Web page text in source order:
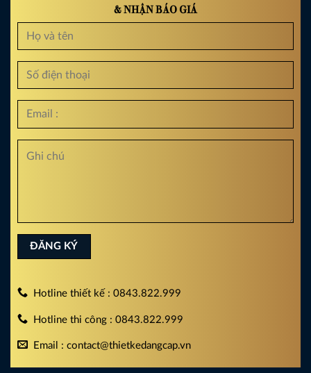
& NHẬN BÁO GIÁ
Hotline thiết kế : 0843.822.999
Hotline thi công : 0843.822.999
Email : contact@thietkedangcap.vn